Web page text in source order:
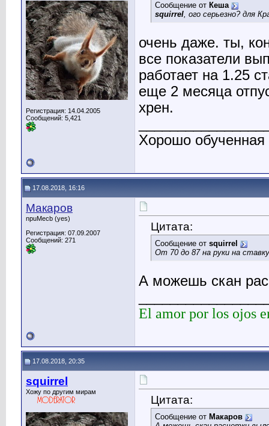
Регистрация: 14.04.2005
Сообщений: 5,421
Сообщение от Кеша
squirrel, ого серьезно? для
очень даже. ты,
все показатели
работает на 1.25
еще 2 месяца
хрен.
Хорошо
17.08.2018, 16:16
Макаров
npuMecb (yes)
Регистрация: 07.09.2007
Сообщений: 271
Цитата:
Сообщение от squirrel
От 70 до 87 на руки на
А можешь скан
El amor por los ojos
17.08.2018, 20:35
squirrel
Хожу по другим мирам
Цитата:
Сообщение от Макаров